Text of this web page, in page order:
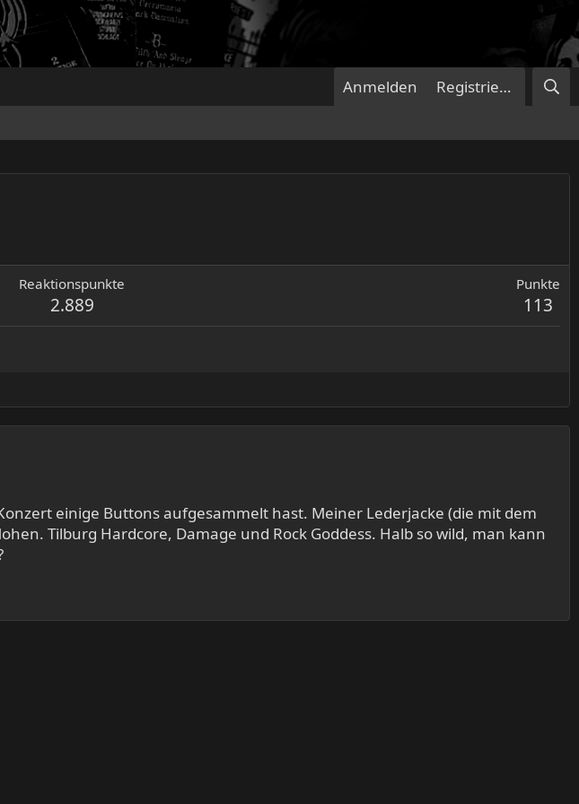
Anmelden Registrieren
Reaktionspunkte
2.889
Punkte
113
einige Buttons aufgesammelt hast. Meiner Lederjacke (die mit dem
Tilburg Hardcore, Damage und Rock Goddess. Halb so wild, man kann